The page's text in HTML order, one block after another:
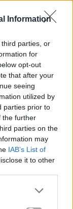
Information
parties, or
for
opt-out
that after your
seeing
utilized by
parties prior to
the further
parties on the
may
IAB’s List of
it to other
στιγμές,
social media,
είναι
εξέλιξη.